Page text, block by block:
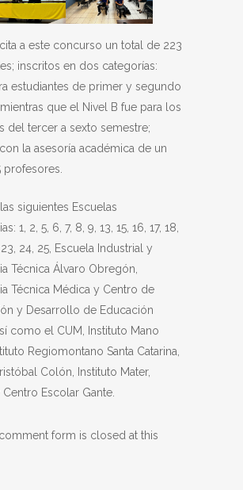
a este concurso un total de 223
inscritos en dos categorías:
estudiantes de primer y segundo
que el Nivel B fue para los
del tercer a sexto semestre;
la asesoría académica de un
profesores.
siguientes Escuelas
1, 2, 5, 6, 7, 8, 9, 13, 15, 16, 17, 18,
24, 25, Escuela Industrial y
Técnica Álvaro Obregón,
Técnica Médica y Centro de
y Desarrollo de Educación
como el CUM, Instituto Mano
Regiomontano Santa Catarina,
Colón, Instituto Mater,
Centro Escolar Gante.
form is closed at this